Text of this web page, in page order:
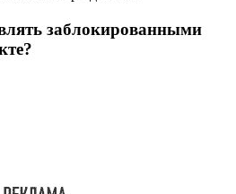
заблокированными